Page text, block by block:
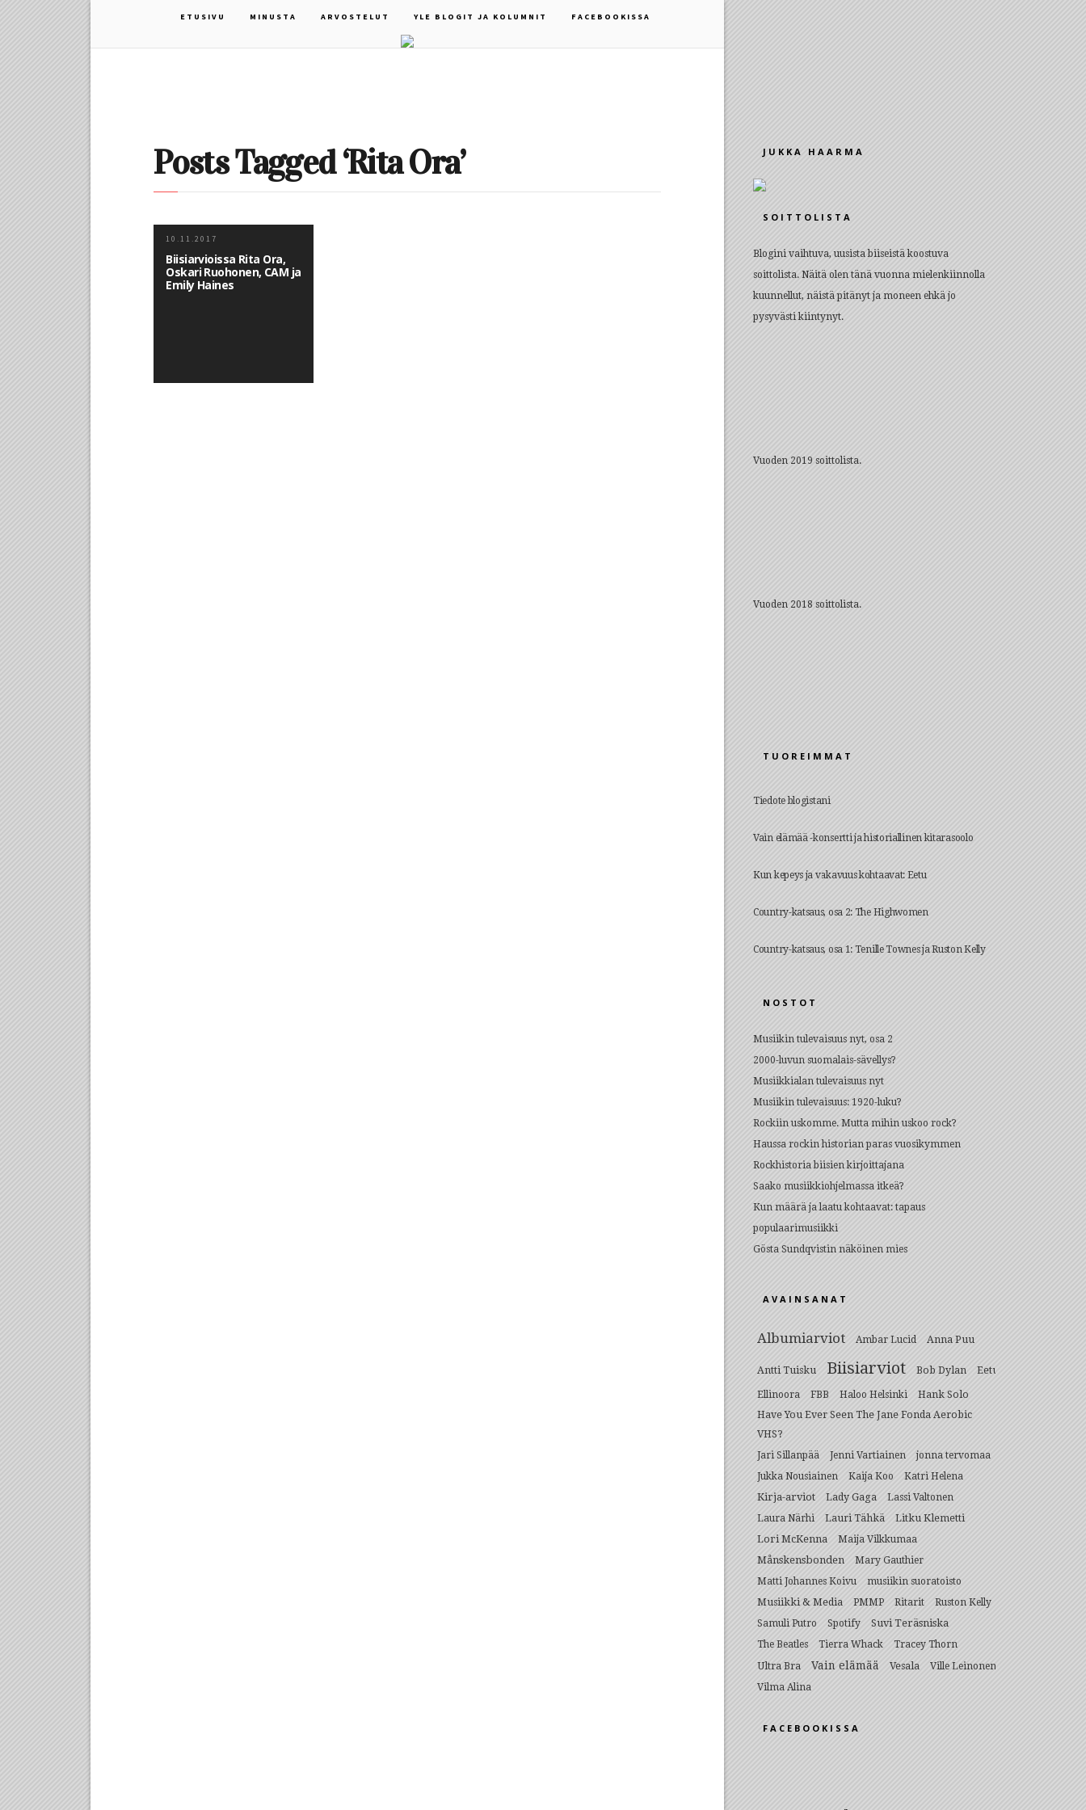
ETUSIVU MINUSTA ARVOSTELUT YLE BLOGIT JA KOLUMNIT FACEBOOKISSA
Posts Tagged ‘Rita Ora’
10.11.2017
Biisiarvioissa Rita Ora,
Oskari Ruohonen, CAM ja
Emily Haines
JUKKA HAARMA
SOITTOLISTA
Blogini vaihtuva, uusista biiseistä koostuva
soittolista. Näitä olen tänä vuonna mielenkiinnolla
kuunnellut, näistä pitänyt ja moneen ehkä jo
pysyvästi kiintynyt.
Vuoden 2019 soittolista.
Vuoden 2018 soittolista.
TUOREIMMAT
Tiedote blogistani
Vain elämää -konsertti ja historiallinen kitarasoolo
Kun kepeys ja vakavuus kohtaavat: Eetu
Country-katsaus, osa 2: The Highwomen
Country-katsaus, osa 1: Tenille Townes ja Ruston Kelly
NOSTOT
Musiikin tulevaisuus nyt, osa 2
2000-luvun suomalais-sävellys?
Musiikkialan tulevaisuus nyt
Musiikin tulevaisuus: 1920-luku?
Rockiin uskomme. Mutta mihin uskoo rock?
Haussa rockin historian paras vuosikymmen
Rockhistoria biisien kirjoittajana
Saako musiikkiohjelmassa itkeä?
Kun määrä ja laatu kohtaavat: tapaus
populaarimusiikki
Gösta Sundqvistin näköinen mies
AVAINSANAT
Albumiarviot Ambar Lucid Anna Puu
Antti Tuisku Biisiarviot Bob Dylan Eetu
Ellinoora FBB Haloo Helsinki
Hank Solo
Have You Ever Seen The Jane Fonda Aerobic
VHS?
Jari Sillanpää Jenni Vartiainen
jonna tervomaa
Jukka Nousiainen
Kaija Koo Katri Helena
Kirja-arviot Lady Gaga
Lassi Valtonen
Laura Närhi
Lauri Tähkä
Litku Klemetti
Lori McKenna
Maija Vilkkumaa
Månskensbonden
Mary Gauthier
Matti Johannes Koivu
musiikin suoratoisto
Musiikki & Media PMMP Ritarit
Ruston Kelly
Samuli Putro
Spotify Suvi Teräsniska
The Beatles Tierra Whack Tracey Thorn
Ultra Bra Vain elämää Vesala
Ville Leinonen
Vilma Alina
FACEBOOKISSA